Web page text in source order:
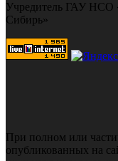
Учредитель ГАУ НСО
Сибирь»
При полном или
опубликованных на